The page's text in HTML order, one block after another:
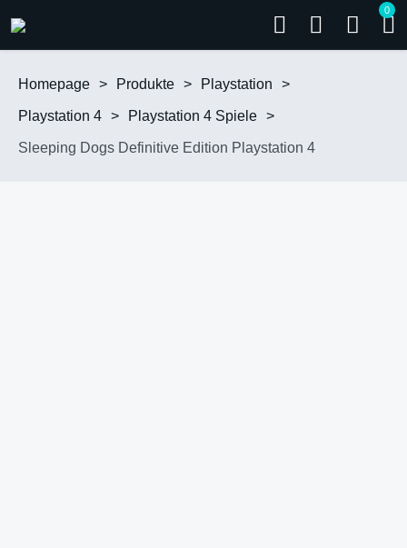
0
Homepage > Produkte > Playstation >
Playstation 4 > Playstation 4 Spiele >
Sleeping Dogs Definitive Edition Playstation 4